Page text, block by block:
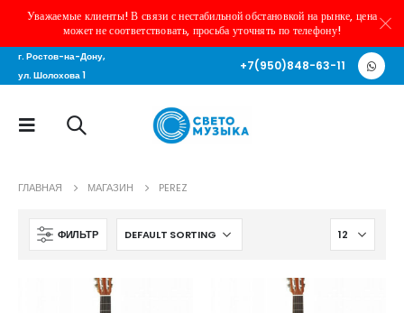
Уважаемые клиенты! В связи с нестабильной обстановкой на рынке, цена
может не соответствовать, просьба уточнять по телефону!
г. Ростов-на-Дону,
ул. Шолохова 1
+7(950)848-63-11
ГЛАВНАЯ МАГАЗИН PEREZ
ФИЛЬТР